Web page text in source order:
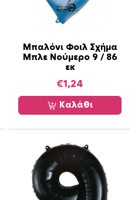
Μπαλόνι Φοιλ Σχήμα
Μπλε Νούμερο 9 / 86
εκ
€1,24
Καλάθι